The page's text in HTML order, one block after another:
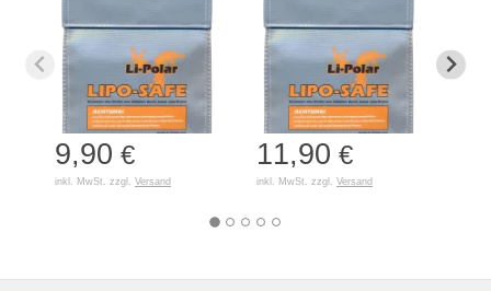
9,90 €
inkl. MwSt. zzgl. Versand
11,90 €
inkl. MwSt. zzgl. Versand